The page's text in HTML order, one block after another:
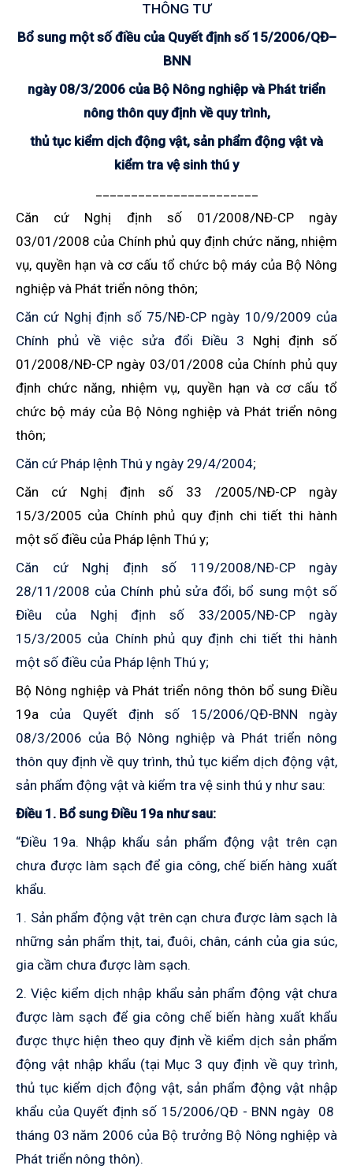
THÔNG TƯ
Bổ sung một số điều của Quyết định số 15/2006/QĐ–
BNN
ngày 08/3/2006 của Bộ Nông nghiệp và Phát triển
nông thôn quy định về quy trình,
thủ tục kiểm dịch động vật, sản phẩm động vật và
kiểm tra vệ sinh thú y
Căn cứ Nghị định số 01/2008/NĐ-CP ngày
03/01/2008 của Chính phủ quy định chức năng, nhiệm
vụ, quyền hạn và cơ cấu tổ chức bộ máy của Bộ Nông
nghiệp và Phát triển nông thôn;
Căn cứ Nghị định số 75/NĐ-CP ngày 10/9/2009 của
Chính phủ về việc sửa đổi Điều 3 Nghị định số
01/2008/NĐ-CP ngày 03/01/2008 của Chính phủ quy
định chức năng, nhiệm vụ, quyền hạn và cơ cấu tổ
chức bộ máy của Bộ Nông nghiệp và Phát triển nông
thôn;
Căn cứ Pháp lệnh Thú y ngày 29/4/2004;
Căn cứ Nghị định số 33 /2005/NĐ-CP ngày
15/3/2005 của Chính phủ quy định chi tiết thi hành
một số điều của Pháp lệnh Thú y;
Căn cứ Nghị định số 119/2008/NĐ-CP ngày
28/11/2008 của Chính phủ sửa đổi, bổ sung một số
Điều của Nghị định số 33/2005/NĐ-CP ngày
15/3/2005 của Chính phủ quy định chi tiết thi hành
một số điều của Pháp lệnh Thú y;
Bộ Nông nghiệp và Phát triển nông thôn bổ sung Điều
19a của Quyết định số 15/2006/QĐ-BNN ngày
08/3/2006 của Bộ Nông nghiệp và Phát triển nông
thôn quy định về quy trình, thủ tục kiểm dịch động vật,
sản phẩm động vật và kiểm tra vệ sinh thú y như sau:
Điều 1. Bổ sung Điều 19a như sau:
“Điều 19a. Nhập khẩu sản phẩm động vật trên cạn
chưa được làm sạch để gia công, chế biến hàng xuất
khẩu.
1. Sản phẩm động vật trên cạn chưa được làm sạch là
những sản phẩm thịt, tai, đuôi, chân, cánh của gia súc,
gia cầm chưa được làm sạch.
2. Việc kiểm dịch nhập khẩu sản phẩm động vật chưa
được làm sạch để gia công chế biến hàng xuất khẩu
được thực hiện theo quy định về kiểm dịch sản phẩm
động vật nhập khẩu (tại Mục 3 quy định về quy trình,
thủ tục kiểm dịch động vật, sản phẩm động vật nhập
khẩu của Quyết định số 15/2006/QĐ - BNN ngày 08
tháng 03 năm 2006 của Bộ trưởng Bộ Nông nghiệp và
Phát triển nông thôn).